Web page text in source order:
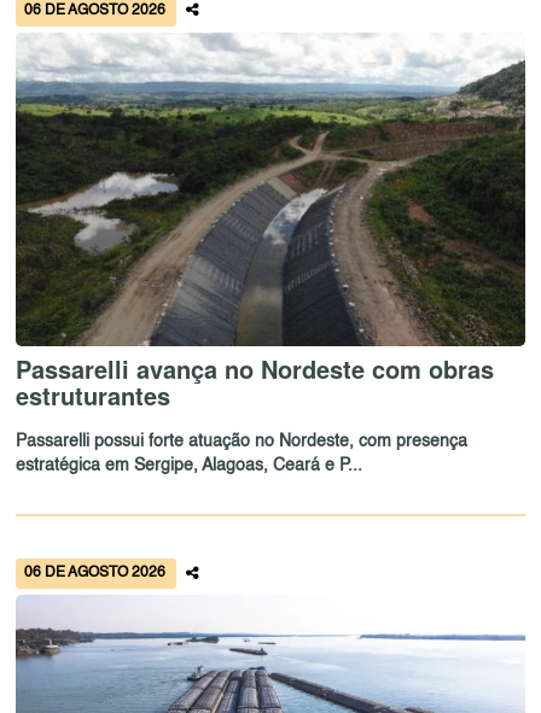
06 DE AGOSTO 2026
Passarelli avança no Nordeste com obras
estruturantes
Passarelli possui forte atuação no Nordeste, com presença
estratégica em Sergipe, Alagoas, Ceará e P...
06 DE AGOSTO 2026